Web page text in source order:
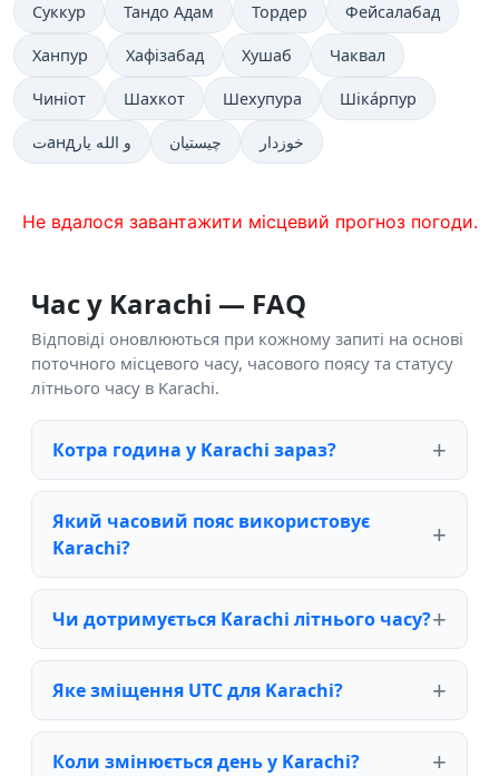
Суккур Тандо Адам Тордер Фейсалабад
Ханпур Хафізабад Хушаб Чаквал
Чиніот Шахкот Шехупура Шіка́рпур
تандو الله یار چیستیان خوزدار
Не вдалося завантажити місцевий прогноз погоди.
Час у Karachi — FAQ
Відповіді оновлюються при кожному запиті на основі
поточного місцевого часу, часового поясу та статусу
літнього часу в Karachi.
Котра година у Karachi зараз?
Який часовий пояс використовує
Karachi?
Чи дотримується Karachi літнього часу?
Яке зміщення UTC для Karachi?
Коли змінюється день у Karachi?